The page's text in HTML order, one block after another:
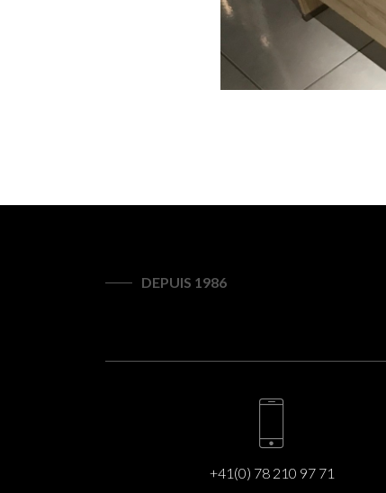
DEPUIS 1986
+41(0) 78 210 97 71